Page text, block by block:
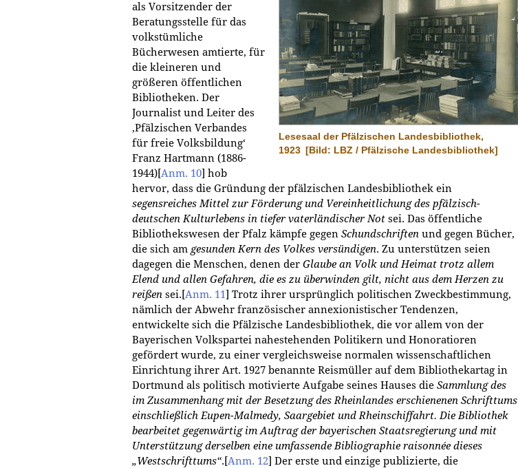
Lesesaal der Pfälzischen Landesbibliothek,
1923 [Bild: LBZ / Pfälzische Landesbibliothek]
als Vorsitzender der
Beratungsstelle für das
volkstümliche
Bücherwesen amtierte, für
die kleineren und
größeren öffentlichen
Bibliotheken. Der
Journalist und Leiter des
‚Pfälzischen Verbandes
für freie Volksbildung‘
Franz Hartmann (1886-
1944)[Anm. 10] hob
hervor, dass die Gründung der pfälzischen Landesbibliothek ein
segensreiches Mittel zur Förderung und Vereinheitlichung des pfälzisch-
deutschen Kulturlebens in tiefer vaterländischer Not sei. Das öffentliche
Bibliothekswesen der Pfalz kämpfe gegen Schundschriften und gegen Bücher,
die sich am gesunden Kern des Volkes versündigen. Zu unterstützen seien
dagegen die Menschen, denen der Glaube an Volk und Heimat trotz allem
Elend und allen Gefahren, die es zu überwinden gilt, nicht aus dem Herzen zu
reißen sei. [Anm. 11] Trotz ihrer ursprünglich politischen Zweckbestimmung,
nämlich der Abwehr französischer annexionistischer Tendenzen,
entwickelte sich die Pfälzische Landesbibliothek, die vor allem von der
Bayerischen Volkspartei nahestehenden Politikern und Honoratioren
gefördert wurde, zu einer vergleichsweise normalen wissenschaftlichen
Einrichtung ihrer Art. 1927 benannte Reismüller auf dem Bibliothekartag in
Dortmund als politisch motivierte Aufgabe seines Hauses die Sammlung des
im Zusammenhang mit der Besetzung des Rheinlandes erschienenen Schrifttums
einschließlich Eupen-Malmedy, Saargebiet und Rheinschiffahrt. Die Bibliothek
bearbeitet gegenwärtig im Auftrag der bayerischen Staatsregierung und mit
Unterstützung derselben eine umfassende Bibliographie raisonnée dieses
„Westschrifttums“. [Anm. 12] Der erste und einzige publizierte, die